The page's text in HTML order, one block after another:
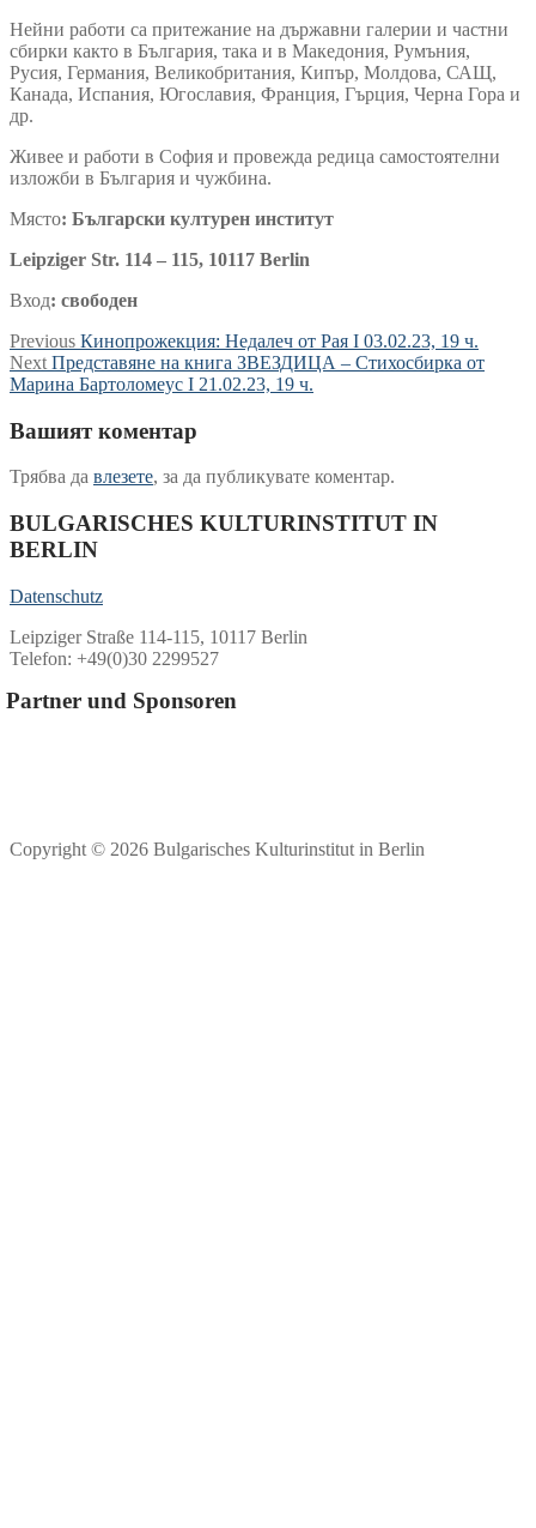
Нейни работи са притежание на държавни галерии и частни
сбирки както в България, така и в Македония, Румъния,
Русия, Германия, Великобритания, Кипър, Молдова, САЩ,
Канада, Испания, Югославия, Франция, Гърция, Черна Гора и
др.
Живее и работи в София и провежда редица самостоятелни
изложби в България и чужбина.
Mясто: Български културен институт
Leipziger Str. 114 – 115, 10117 Berlin
Вход: свободен
Навигация
Previous Previous
post:
Кинопрожекция: Недалеч от Рая I 03.02.23, 19 ч.
Next Next
post:
Представяне на книга ЗВЕЗДИЦА – Стихосбирка от
Марина Бартоломеус I 21.02.23, 19 ч.
Вашият коментар
Трябва да влезете, за да публикувате коментар.
BULGARISCHES KULTURINSTITUT IN
BERLIN
Datenschutz
Leipziger Straße 114-115, 10117 Berlin
Telefon: +49(0)30 2299527
Partner und Sponsoren
Copyright © 2026 Bulgarisches Kulturinstitut in Berlin